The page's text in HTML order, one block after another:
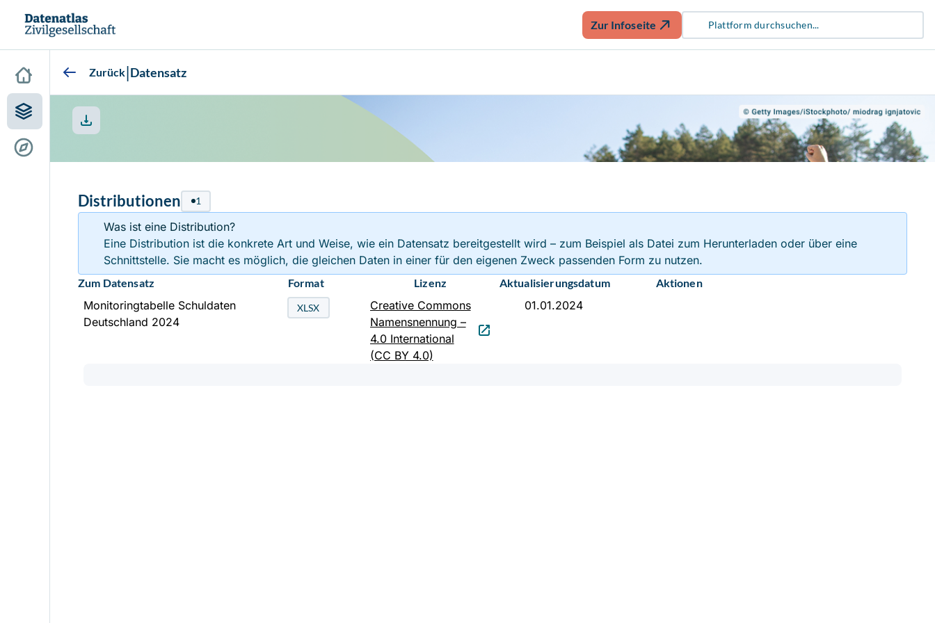
Zur Infoseite
Zurück|Datensatz
Distributionen 1
Was ist eine Distribution?
Eine Distribution ist die konkrete Art und Weise, wie ein Datensatz bereitgestellt wird – zum Beispiel als Datei zum Herunterladen oder über eine
Schnittstelle. Sie macht es möglich, die gleichen Daten in einer für den eigenen Zweck passenden Form zu nutzen.
Zum Datensatz Format Lizenz Aktualisierungsdatum Aktionen
Monitoringtabelle Schuldaten
Deutschland 2024
XLSX
Creative Commons
Namensnennung –
4.0 International
(CC BY 4.0)
01.01.2024